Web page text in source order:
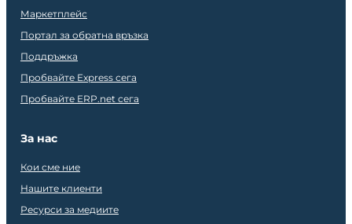
Маркетплейс
Портал за обратна връзка
Поддръжка
Пробвайте Express сега
Пробвайте ERP.net сега
За нас
Кои сме ние
Нашите клиенти
Ресурси за медиите